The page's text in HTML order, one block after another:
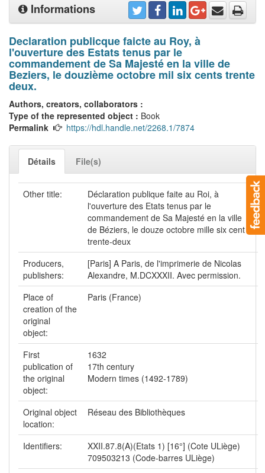
Informations
Declaration publicque faicte au Roy, à
l'ouverture des Estats tenus par le
commandement de Sa Majesté en la ville de
Beziers, le douzième octobre mil six cents trente
deux.
Authors, creators, collaborators :
Type of the represented object : Book
Permalink
https://hdl.handle.net/2268.1/7874
Détails File(s)
Other title:
Déclaration publique faite au Roi, à
l'ouverture des Etats tenus par le
commandement de Sa Majesté en la ville
de Béziers, le douze octobre mille six cent
trente-deux
Producers,
publishers:
[Paris] A Paris, de l'imprimerie de Nicolas
Alexandre, M.DCXXXII. Avec permission.
Place of
creation of the
original
object:
Paris (France)
First
publication of
the original
object:
1632
17th century
Modern times (1492-1789)
Original object
location:
Réseau des Bibliothèques
Identifiers:
XXII.87.8(A)(Etats 1) [16°] (Cote ULiège)
709503213 (Code-barres ULiège)